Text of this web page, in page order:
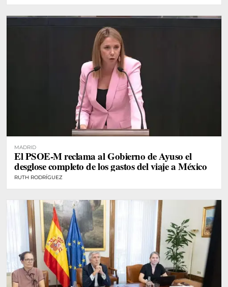
MADRID
El PSOE-M reclama al Gobierno de Ayuso el
desglose completo de los gastos del viaje a México
RUTH RODRÍGUEZ